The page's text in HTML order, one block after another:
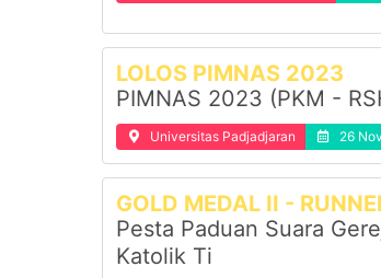
LOLOS PIMNAS 2023
PIMNAS 2023 (PKM -
Universitas Padjadjaran 26
GOLD MEDAL II -
Pesta Paduan Suara
Katolik Ti